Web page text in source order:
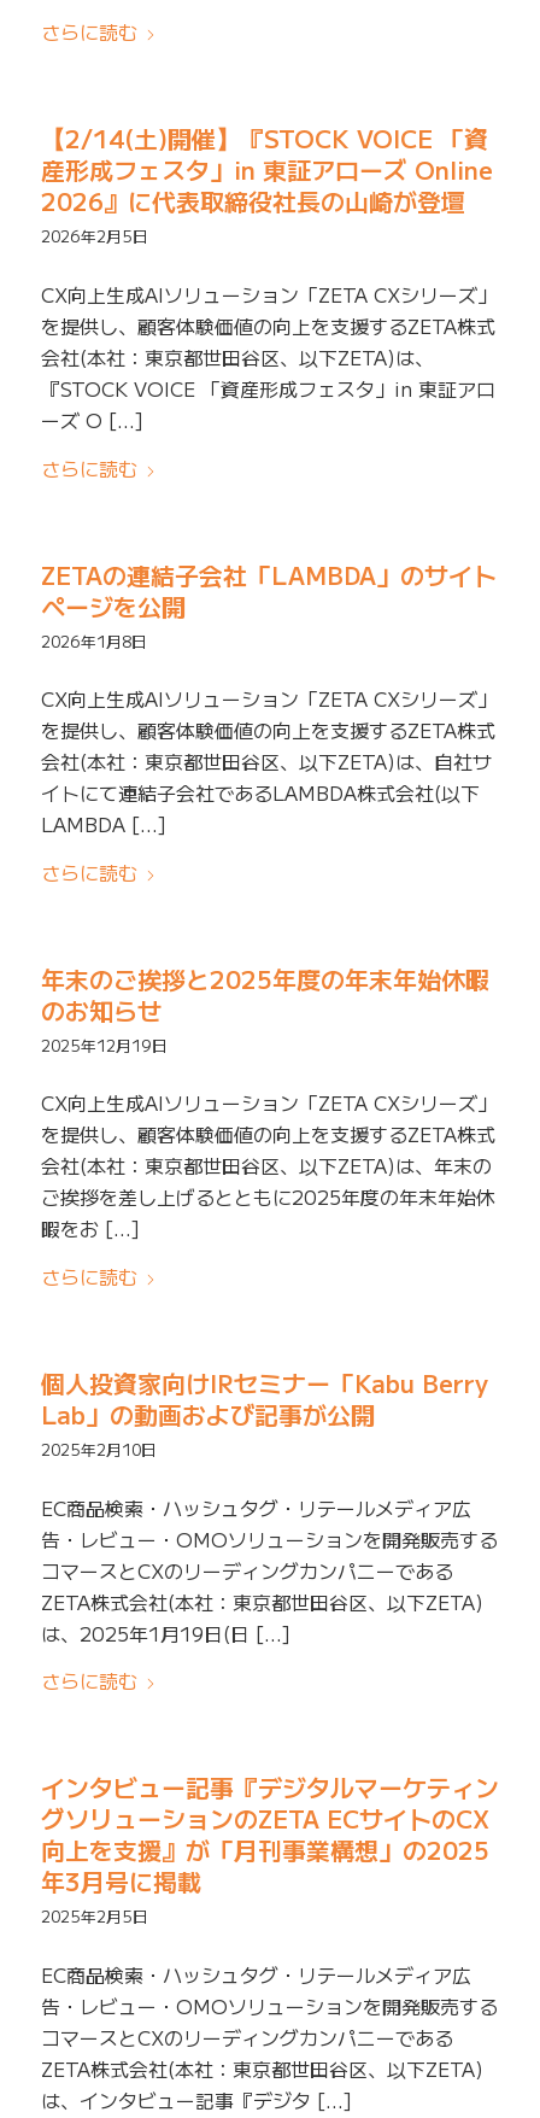
さらに読む
【2/14(土)開催】『STOCK VOICE 「資
産形成フェスタ」in 東証アローズ Online
2026』に代表取締役社長の山崎が登壇
2026年2月5日
CX向上生成AIソリューション「ZETA CXシリーズ」
を提供し、顧客体験価値の向上を支援するZETA株式
会社(本社：東京都世田谷区、以下ZETA)は、
『STOCK VOICE 「資産形成フェスタ」in 東証アロ
ーズ O […]
さらに読む
ZETAの連結子会社「LAMBDA」のサイト
ページを公開
2026年1月8日
CX向上生成AIソリューション「ZETA CXシリーズ」
を提供し、顧客体験価値の向上を支援するZETA株式
会社(本社：東京都世田谷区、以下ZETA)は、自社サ
イトにて連結子会社であるLAMBDA株式会社(以下
LAMBDA […]
さらに読む
年末のご挨拶と2025年度の年末年始休暇
のお知らせ
2025年12月19日
CX向上生成AIソリューション「ZETA CXシリーズ」
を提供し、顧客体験価値の向上を支援するZETA株式
会社(本社：東京都世田谷区、以下ZETA)は、年末の
ご挨拶を差し上げるとともに2025年度の年末年始休
暇をお […]
さらに読む
個人投資家向けIRセミナー「Kabu Berry
Lab」の動画および記事が公開
2025年2月10日
EC商品検索・ハッシュタグ・リテールメディア広
告・レビュー・OMOソリューションを開発販売する
コマースとCXのリーディングカンパニーである
ZETA株式会社(本社：東京都世田谷区、以下ZETA)
は、2025年1月19日(日 […]
さらに読む
インタビュー記事『デジタルマーケティン
グソリューションのZETA ECサイトのCX
向上を支援』が「月刊事業構想」の2025
年3月号に掲載
2025年2月5日
EC商品検索・ハッシュタグ・リテールメディア広
告・レビュー・OMOソリューションを開発販売する
コマースとCXのリーディングカンパニーである
ZETA株式会社(本社：東京都世田谷区、以下ZETA)
は、インタビュー記事『デジタ […]